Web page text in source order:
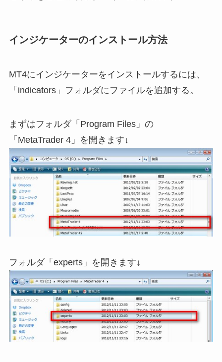
インジケーターのインストール方法
MT4にインジケーターをインストールするには、
「indicators」フォルダにファイルを追加する。
まずはフォルダ「Program Files」の
「MetaTrader 4」を開きます↓
フォルダ「experts」を開きます↓